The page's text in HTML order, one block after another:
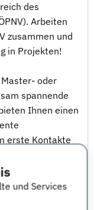
und Services
des
Arbeiten
zusammen und
in Projekten!
oder
spannende
Ihnen einen
erste Kontakte
und